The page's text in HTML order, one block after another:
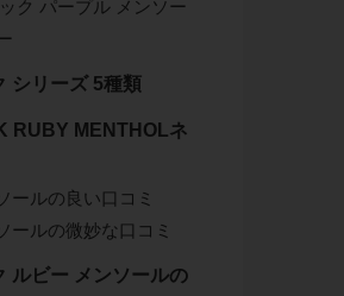
ク パープル メンソー
シリーズ 5種類
RUBY MENTHOLネ
ールの良い口コミ
ールの微妙な口コミ
ルビー メンソールの